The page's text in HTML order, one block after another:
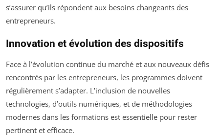
s’assurer qu’ils répondent aux besoins changeants des
entrepreneurs.
Innovation et évolution des dispositifs
Face à l’évolution continue du marché et aux nouveaux défis
rencontrés par les entrepreneurs, les programmes doivent
régulièrement s’adapter. L’inclusion de nouvelles
technologies, d’outils numériques, et de méthodologies
modernes dans les formations est essentielle pour rester
pertinent et efficace.